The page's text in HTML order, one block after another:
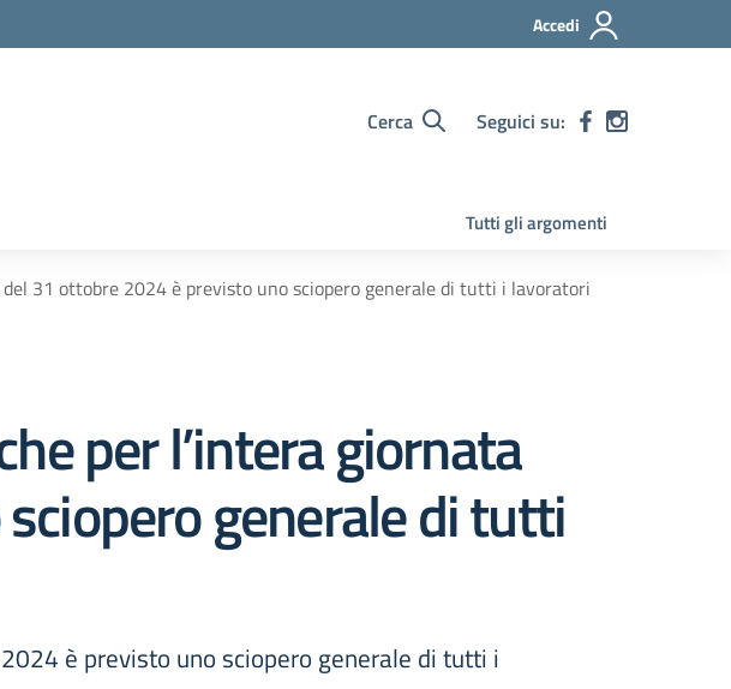
Accedi
Cerca Seguici su:
Tutti gli argomenti
del 31 ottobre 2024 è previsto uno sciopero generale di tutti i lavoratori
per l’intera giornata
generale di tutti
è previsto uno sciopero generale di tutti i